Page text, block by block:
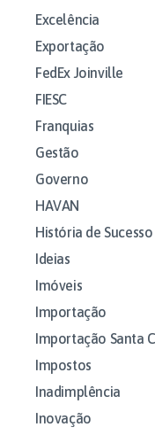
Excelência
Exportação
FedEx Joinville
FIESC
Franquias
Gestão
Governo
HAVAN
História de Sucesso
Ideias
Imóveis
Importação
Importação Santa
Impostos
Inadimplência
Inovação